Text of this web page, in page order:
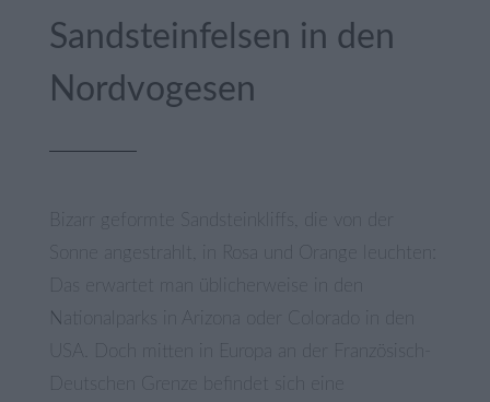
Sandsteinfelsen in den
Nordvogesen
Bizarr geformte Sandsteinkliffs, die von der
Sonne angestrahlt, in Rosa und Orange leuchten:
Das erwartet man üblicherweise in den
Nationalparks in Arizona oder Colorado in den
USA. Doch mitten in Europa an der Französisch-